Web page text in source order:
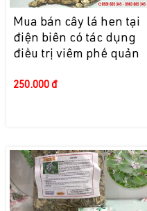
Mua bán cây lá hen tại
điện biên có tác dụng
điều trị viêm phế quản
250.000 đ